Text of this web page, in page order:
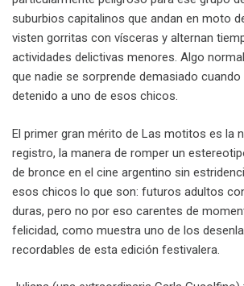
suburbios capitalinos que andan en moto
visten gorritas con vísceras y alternan
actividades delictivas menores. Algo
que nadie se sorprende demasiado cuando
detenido a uno de esos chicos.
El primer gran mérito de Las motitos es la
registro, la manera de romper un
de bronce en el cine argentino sin
esos chicos lo que son: futuros adultos
duras, pero no por eso carentes de
felicidad, como muestra uno de los
recordables de esta edición festivalera.